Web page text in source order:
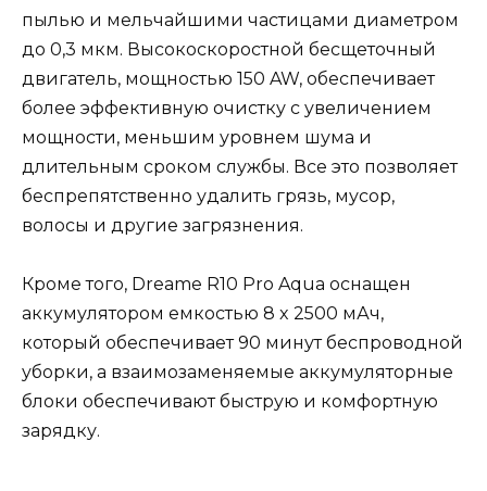
пылью и мельчайшими частицами диаметром
до 0,3 мкм. Высокоскоростной бесщеточный
двигатель, мощностью 150 AW, обеспечивает
более эффективную очистку с увеличением
мощности, меньшим уровнем шума и
длительным сроком службы. Все это позволяет
беспрепятственно удалить грязь, мусор,
волосы и другие загрязнения.
Кроме того, Dreame R10 Pro Aqua оснащен
аккумулятором емкостью 8 x 2500 мАч,
который обеспечивает 90 минут беспроводной
уборки, а взаимозаменяемые аккумуляторные
блоки обеспечивают быструю и комфортную
зарядку.